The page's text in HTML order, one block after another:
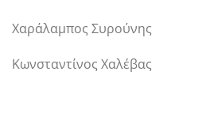
Χαράλαμπος Συρούνης
Κωνσταντίνος Χαλέβας